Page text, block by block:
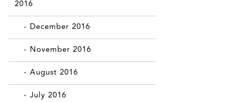
2016
- December 2016
- November 2016
- August 2016
- July 2016